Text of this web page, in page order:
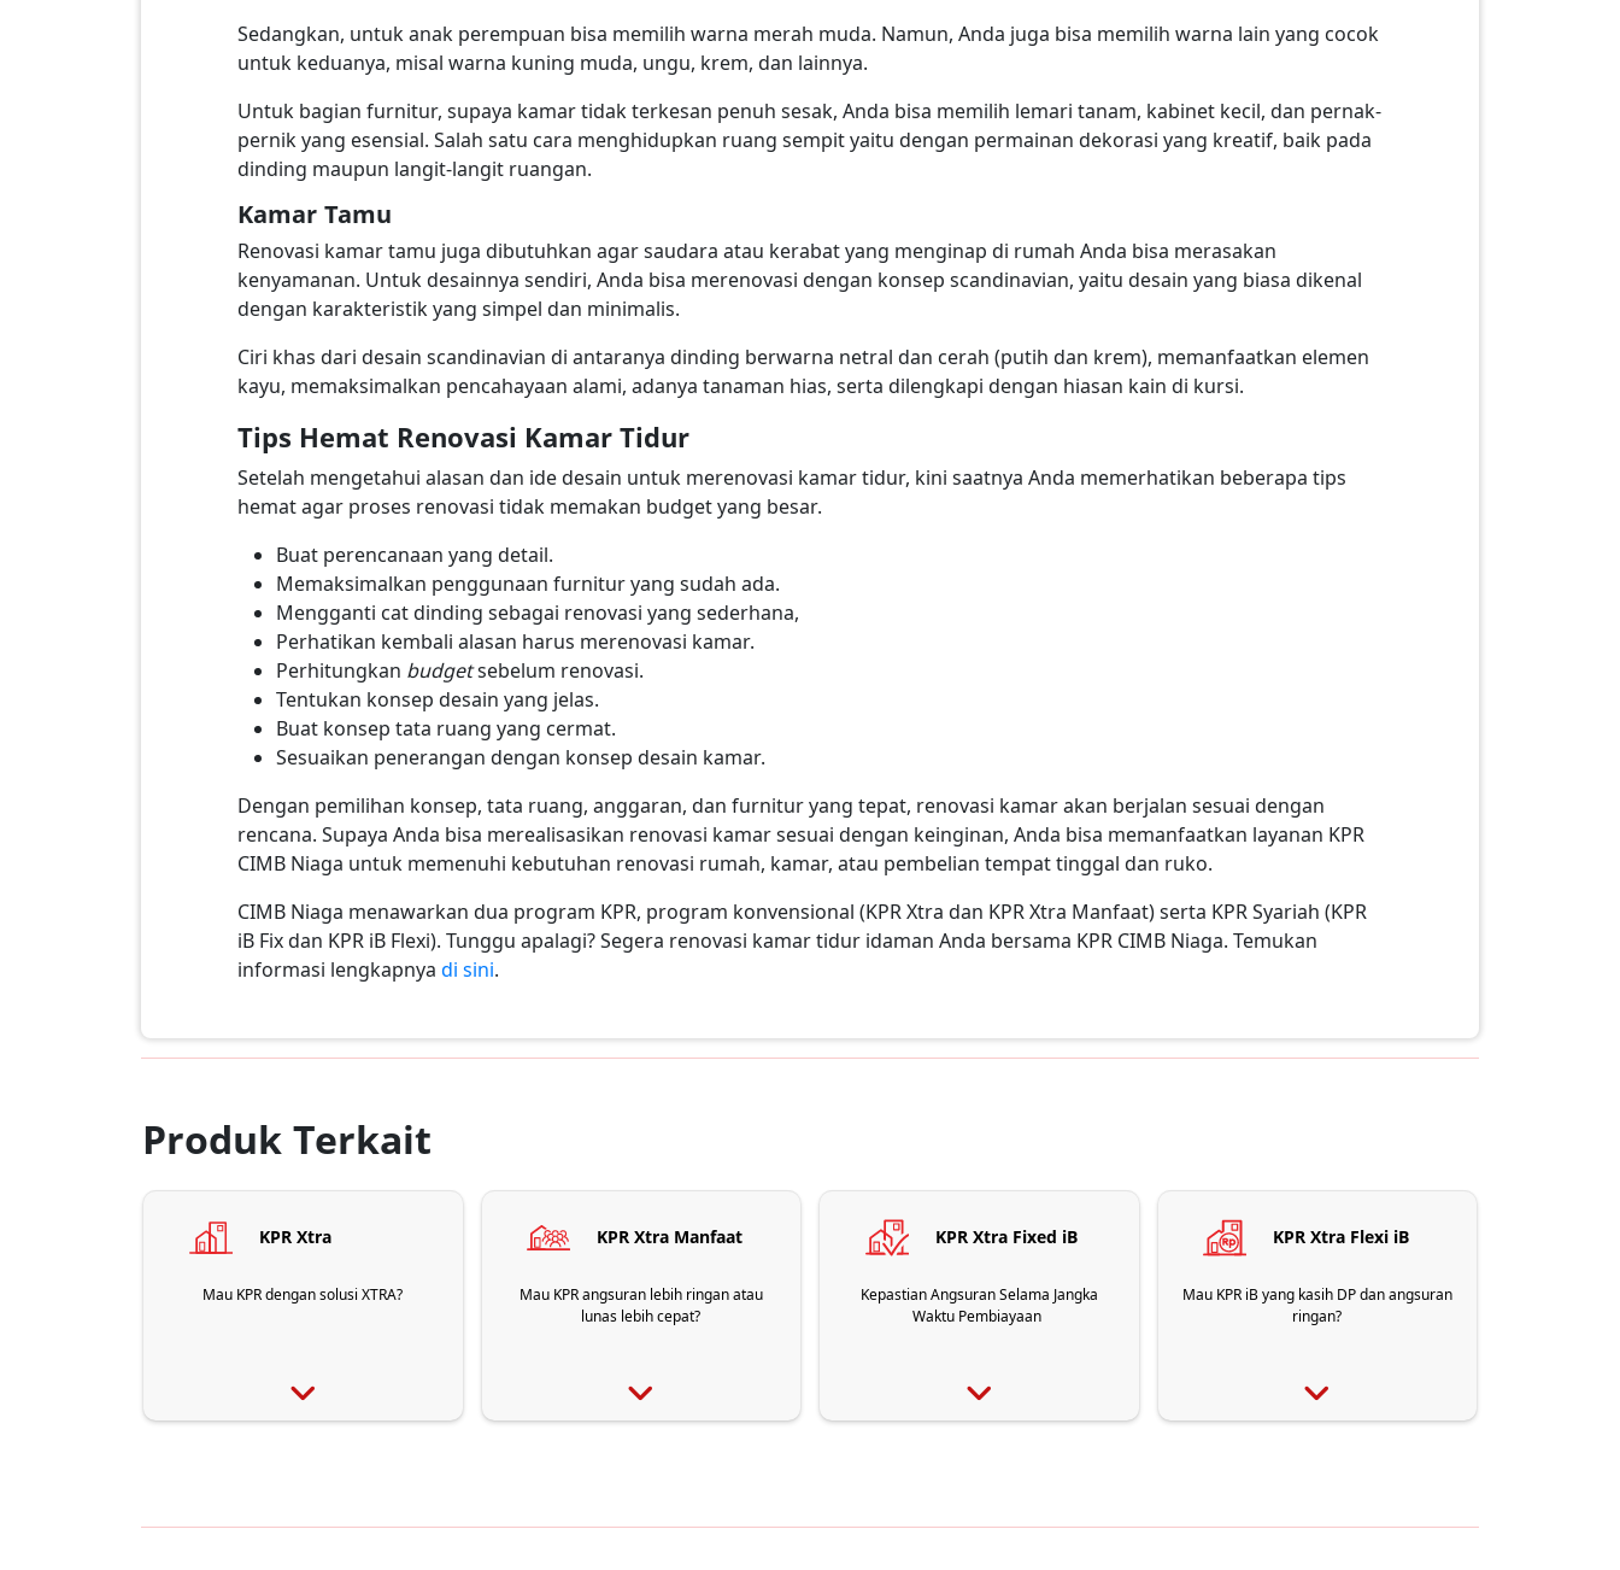
Sedangkan, untuk anak perempuan bisa memilih warna merah muda. Namun, Anda juga bisa memilih warna lain yang cocok
untuk keduanya, misal warna kuning muda, ungu, krem, dan lainnya.
Untuk bagian furnitur, supaya kamar tidak terkesan penuh sesak, Anda bisa memilih lemari tanam, kabinet kecil, dan pernak-
pernik yang esensial. Salah satu cara menghidupkan ruang sempit yaitu dengan permainan dekorasi yang kreatif, baik pada
dinding maupun langit-langit ruangan.
Kamar Tamu
Renovasi kamar tamu juga dibutuhkan agar saudara atau kerabat yang menginap di rumah Anda bisa merasakan
kenyamanan. Untuk desainnya sendiri, Anda bisa merenovasi dengan konsep scandinavian, yaitu desain yang biasa dikenal
dengan karakteristik yang simpel dan minimalis.
Ciri khas dari desain scandinavian di antaranya dinding berwarna netral dan cerah (putih dan krem), memanfaatkan elemen
kayu, memaksimalkan pencahayaan alami, adanya tanaman hias, serta dilengkapi dengan hiasan kain di kursi.
Tips Hemat Renovasi Kamar Tidur
Setelah mengetahui alasan dan ide desain untuk merenovasi kamar tidur, kini saatnya Anda memerhatikan beberapa tips
hemat agar proses renovasi tidak memakan budget yang besar.
Buat perencanaan yang detail.
Memaksimalkan penggunaan furnitur yang sudah ada.
Mengganti cat dinding sebagai renovasi yang sederhana,
Perhatikan kembali alasan harus merenovasi kamar.
Perhitungkan budgetsebelum renovasi.
Tentukan konsep desain yang jelas.
Buat konsep tata ruang yang cermat.
Sesuaikan penerangan dengan konsep desain kamar.
Dengan pemilihan konsep, tata ruang, anggaran, dan furnitur yang tepat, renovasi kamar akan berjalan sesuai dengan
rencana. Supaya Anda bisa merealisasikan renovasi kamar sesuai dengan keinginan, Anda bisa memanfaatkan layanan KPR
CIMB Niaga untuk memenuhi kebutuhan renovasi rumah, kamar, atau pembelian tempat tinggal dan ruko.
CIMB Niaga menawarkan dua program KPR, program konvensional (KPR Xtra dan KPR Xtra Manfaat) serta KPR Syariah (KPR
iB Fix dan KPR iB Flexi). Tunggu apalagi? Segera renovasi kamar tidur idaman Anda bersama KPR CIMB Niaga. Temukan
informasi lengkapnya di sini.
Produk Terkait
KPR Xtra
Mau KPR dengan solusi XTRA?
KPR Xtra Manfaat
Mau KPR angsuran lebih ringan atau
lunas lebih cepat?
KPR Xtra Fixed iB
Kepastian Angsuran Selama Jangka
Waktu Pembiayaan
KPR Xtra Flexi iB
Mau KPR iB yang kasih DP dan angsuran
ringan?